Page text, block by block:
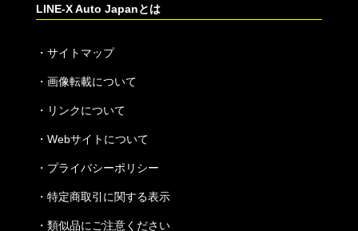
LINE-X Auto Japanとは
・ サイトマップ
・ 画像転載について
・ リンクについて
・ Webサイトについて
・ プライバシーポリシー
・ 特定商取引に関する表示
・ 類似品にご注意ください